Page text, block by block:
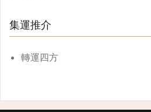
集運推介
轉運四方